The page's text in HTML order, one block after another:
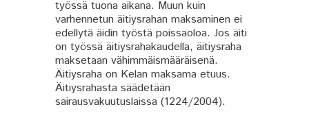
työssä tuona aikana. Muun kuin
varhennetun äitiysrahan maksaminen ei
edellytä äidin työstä poissaoloa. Jos äiti
on työssä äitiysrahakaudella, äitiysraha
maksetaan vähimmäismääräisenä.
Äitiysraha on Kelan maksama etuus.
Äitiysrahasta säädetään
sairausvakuutuslaissa (1224/2004).